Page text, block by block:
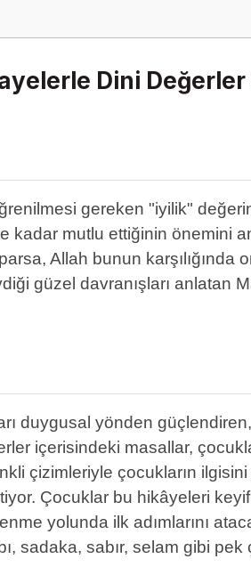
Dini Değerler
gereken "iyilik"
kadar mutlu ettiğinin önemini
Allah bunun karşılığında
güzel davranışları
duygusal yönden
içerisindeki masallar,
çizimleriyle çocukların
Çocuklar bu hikâyeleri
yolunda ilk adımlarını
sadaka, sabır, selam gibi